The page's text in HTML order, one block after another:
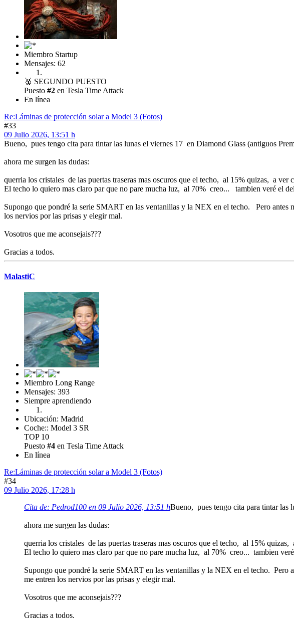
Miembro Startup
Mensajes: 62
🥈 SEGUNDO PUESTO
Puesto #2 en Tesla Time Attack
En línea
Re:Láminas de protección solar a Model 3 (Fotos)
#33
09 Julio 2026, 13:51 h
Bueno, pues tengo cita para tintar las lunas el viernes 17 en Diamond Glass (antiguos
ahora me surgen las dudas:
querria los cristales de las puertas traseras mas oscuros que el techo, al 15% quizas, a ver
El techo lo quiero mas claro par que no pare mucha luz, al 70% creo... tambien veré el
Supongo que pondré la serie SMART en las ventanillas y la NEX en el techo. Pero antes
los nervios por las prisas y elegir mal.
Vosotros que me aconsejais???
Gracias a todos.
MalastiC
Miembro Long Range
Mensajes: 393
Siempre aprendiendo
Ubicación: Madrid
Coche:: Model 3 SR
TOP 10
Puesto #4 en Tesla Time Attack
En línea
Re:Láminas de protección solar a Model 3 (Fotos)
#34
09 Julio 2026, 17:28 h
Cita de: Pedrod100 en 09 Julio 2026, 13:51 hBueno, pues tengo cita para tintar las
ahora me surgen las dudas:
querria los cristales de las puertas traseras mas oscuros que el techo, al 15%
El techo lo quiero mas claro par que no pare mucha luz, al 70% creo... tambien
Supongo que pondré la serie SMART en las ventanillas y la NEX en el techo. Pero
me entren los nervios por las prisas y elegir mal.
Vosotros que me aconsejais???
Gracias a todos.